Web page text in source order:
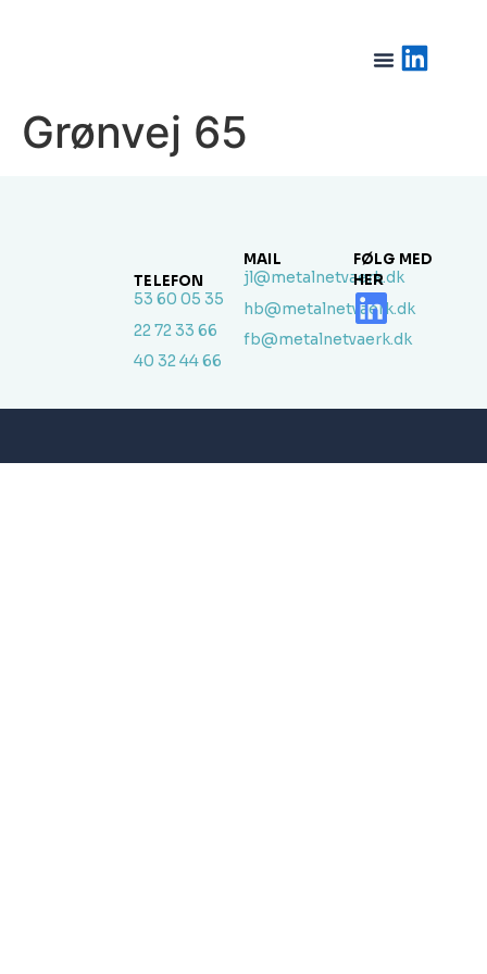
Grønvej 65
TELEFON
53 60 05 35
22 72 33 66
40 32 44 66
MAIL
jl@metalnetvaerk.dk
hb@metalnetvaerk.dk
fb@metalnetvaerk.dk
FØLG MED
HER